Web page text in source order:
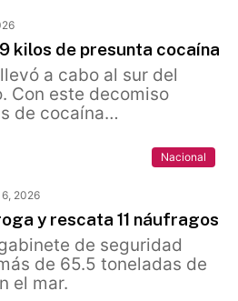
kilos de presunta cocaína
a cabo al sur del
Con este decomiso
de cocaína…
Nacional
2026
y rescata 11 náufragos
de seguridad
de 65.5 toneladas de
el mar.